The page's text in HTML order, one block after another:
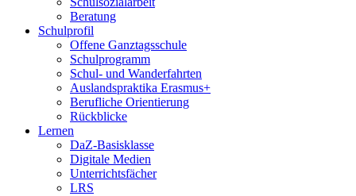
Beratung
Schulprofil
Offene Ganztagsschule
Schulprogramm
Schul- und Wanderfahrten
Auslandspraktika Erasmus+
Berufliche Orientierung
Rückblicke
Lernen
DaZ-Basisklasse
Digitale Medien
Unterrichtsfächer
LRS